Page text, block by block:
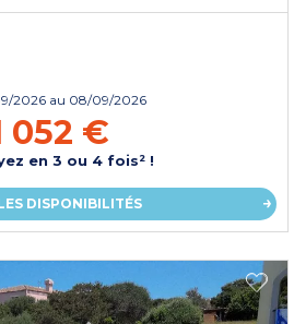
2026 au 08/09/2026
052 €
en 3 ou 4 fois² !
DISPONIBILITÉS